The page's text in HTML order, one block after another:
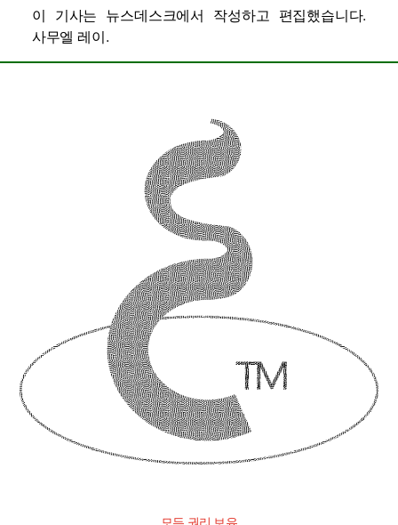
이 기사는 뉴스데스크에서 작성하고 편집했습니다.
사무엘 레이 .
모든 권리 보유